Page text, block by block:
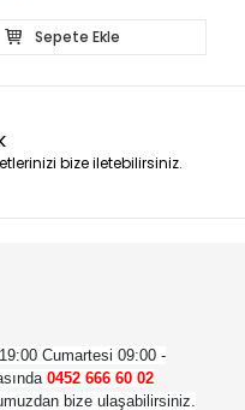
Sepete Ekle
bize iletebilirsiniz.
Cumartesi 09:00 -
0452 666 60 02
bize ulaşabilirsiniz.